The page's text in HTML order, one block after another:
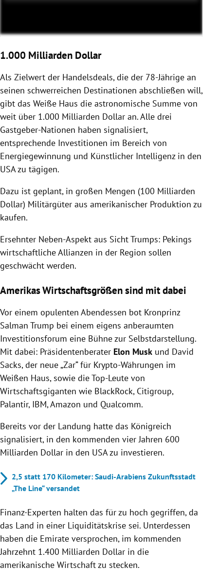
1.000 Milliarden Dollar
Als Zielwert der Handelsdeals, die der 78-Jährige an
seinen schwerreichen Destinationen abschließen will,
gibt das Weiße Haus die astronomische Summe von
weit über 1.000 Milliarden Dollar an. Alle drei
Gastgeber-Nationen haben signalisiert,
entsprechende Investitionen im Bereich von
Energiegewinnung und Künstlicher Intelligenz in den
USA zu tägigen.
Dazu ist geplant, in großen Mengen (100 Milliarden
Dollar) Militärgüter aus amerikanischer Produktion zu
kaufen.
Ersehnter Neben-Aspekt aus Sicht Trumps: Pekings
wirtschaftliche Allianzen in der Region sollen
geschwächt werden.
Amerikas Wirtschaftsgrößen sind mit dabei
Vor einem opulenten Abendessen bot Kronprinz
Salman Trump bei einem eigens anberaumten
Investitionsforum eine Bühne zur Selbstdarstellung.
Mit dabei: Präsidentenberater Elon Musk und David
Sacks, der neue „Zar“ für Krypto-Währungen im
Weißen Haus, sowie die Top-Leute von
Wirtschaftsgiganten wie BlackRock, Citigroup,
Palantir, IBM, Amazon und Qualcomm.
Bereits vor der Landung hatte das Königreich
signalisiert, in den kommenden vier Jahren 600
Milliarden Dollar in den USA zu investieren.
2,5 statt 170 Kilometer: Saudi-Arabiens Zukunftsstadt
„The Line“ versandet
Finanz-Experten halten das für zu hoch gegriffen, da
das Land in einer Liquiditätskrise sei. Unterdessen
haben die Emirate versprochen, im kommenden
Jahrzehnt 1.400 Milliarden Dollar in die
amerikanische Wirtschaft zu stecken.